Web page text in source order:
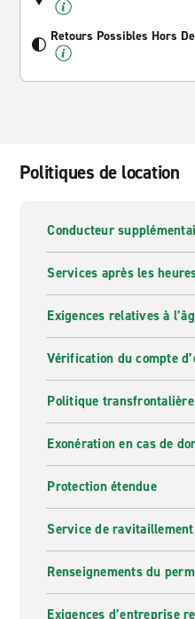
Retours Possibles Hors
Politiques de location
Conducteur
Services après les
Exigences relatives à
Vérification du compte
Politique transfrontalière
Exonération en cas de
Protection étendue
Service de ravitaillement
Renseignements du
Exigences d’entreprise